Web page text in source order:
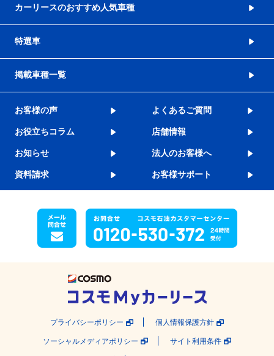
カーリースのおすすめ人気車種
特選車
掲載車種一覧
お客様の声 よくあるご質問
お役立ちコラム 店舗情報
お知らせ 法人のお客様へ
資料請求 お客様サポート
プライバシーポリシー 個人情報保護方針
ソーシャルメディアポリシー サイト利用条件